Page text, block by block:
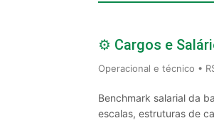
⚙️ Cargos e
Operacional e técnico •
Benchmark salarial da
escalas, estruturas de